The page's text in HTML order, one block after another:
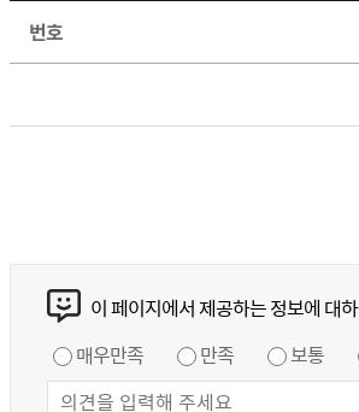
예결산분석 지원현황 목록 번호,제목,파일,조회수,작성일, 정보 제공
번호
이 페이지에서 제공하는 정보에 대
매우만족 만족 보통